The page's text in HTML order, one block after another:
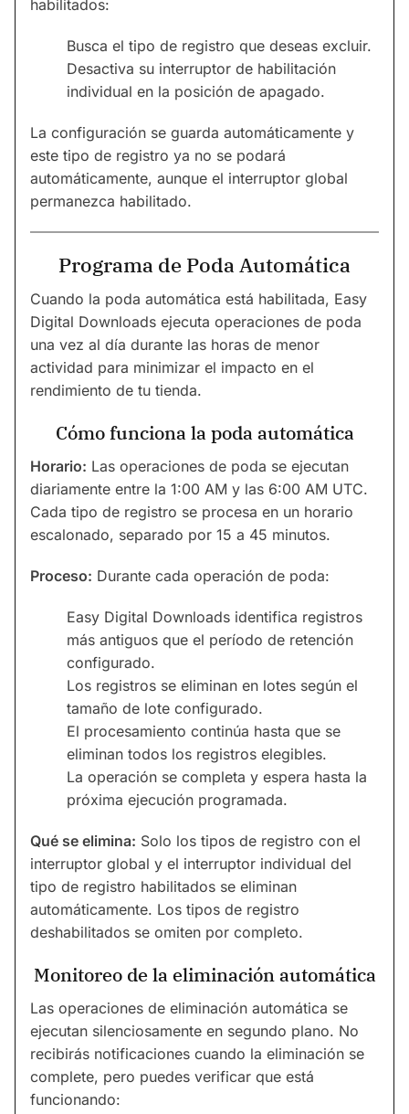
habilitados:
Busca el tipo de registro que deseas excluir.
Desactiva su interruptor de habilitación
individual en la posición de apagado.
La configuración se guarda automáticamente y
este tipo de registro ya no se podará
automáticamente, aunque el interruptor global
permanezca habilitado.
Programa de Poda Automática
Cuando la poda automática está habilitada, Easy
Digital Downloads ejecuta operaciones de poda
una vez al día durante las horas de menor
actividad para minimizar el impacto en el
rendimiento de tu tienda.
Cómo funciona la poda automática
Horario: Las operaciones de poda se ejecutan
diariamente entre la 1:00 AM y las 6:00 AM UTC.
Cada tipo de registro se procesa en un horario
escalonado, separado por 15 a 45 minutos.
Proceso: Durante cada operación de poda:
Easy Digital Downloads identifica registros
más antiguos que el período de retención
configurado.
Los registros se eliminan en lotes según el
tamaño de lote configurado.
El procesamiento continúa hasta que se
eliminan todos los registros elegibles.
La operación se completa y espera hasta la
próxima ejecución programada.
Qué se elimina: Solo los tipos de registro con el
interruptor global y el interruptor individual del
tipo de registro habilitados se eliminan
automáticamente. Los tipos de registro
deshabilitados se omiten por completo.
Monitoreo de la eliminación automática
Las operaciones de eliminación automática se
ejecutan silenciosamente en segundo plano. No
recibirás notificaciones cuando la eliminación se
complete, pero puedes verificar que está
funcionando: